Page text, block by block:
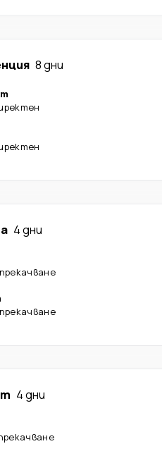
8 дни
4 дни
4 дни